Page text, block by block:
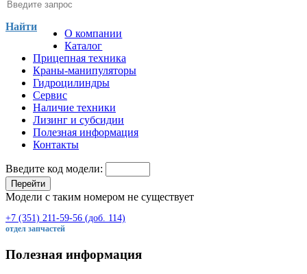
Найти
О компании
Каталог
Прицепная техника
Краны-манипуляторы
Гидроцилиндры
Сервис
Наличие техники
Лизинг и субсидии
Полезная информация
Контакты
Введите код модели:
Перейти
Модели с таким номером не существует
+7 (351) 211-59-56 (доб. 114)
отдел запчастей
Полезная информация